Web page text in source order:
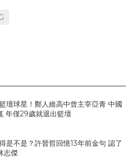
壇球星！鄭人維高中曾主宰亞青 中國
年僅29歲就退出籃壇
是不是？許晉哲回憶13年前金句 認了
志傑